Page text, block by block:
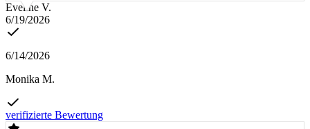
Eveline V.
6/19/2026
6/14/2026
Monika M.
verifizierte Bewertung